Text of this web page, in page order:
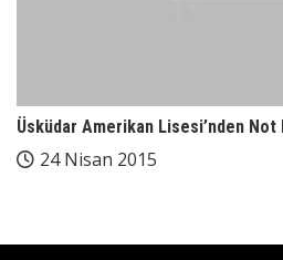
Üsküdar Amerikan Lisesi’nden Not
24 Nisan 2015